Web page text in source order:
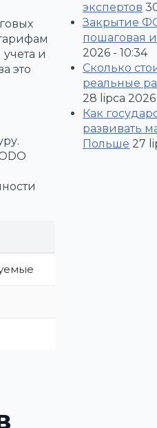
и
это
экспертов
Закрытие
пошаговая
2026 - 10:34
Сколько
реальные
28 lipca 2026
Как
развивать
Польше 27